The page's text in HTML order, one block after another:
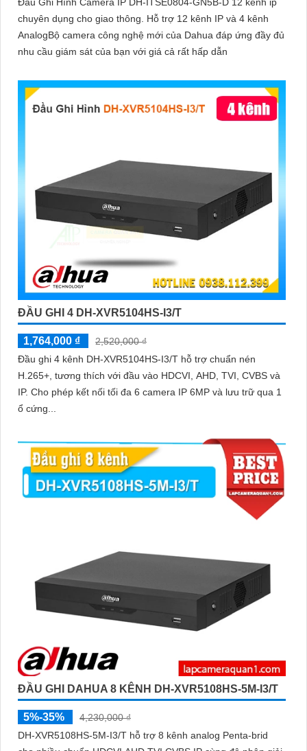
Đầu Ghi Hình Camera IP DH-ITSE0804-GN5B-D 12 kênh ip
chuyên dụng cho giao thông. Hỗ trợ 12 kênh IP và 4 kênh
AnalogBộ camera công nghệ mới của Dahua đáp ứng đầy đủ
nhu cầu giám sát của bạn với giá cả rất hấp dẫn
ĐẦU GHI 4 DH-XVR5104HS-I3/T
1,764,000 ₫
2,520,000 ₫
Đầu ghi 4 kênh DH-XVR5104HS-I3/T hỗ trợ chuẩn nén
H.265+, tương thích với đầu vào HDCVI, AHD, TVI, CVBS và
IP. Cho phép kết nối tối đa 6 camera IP 6MP và lưu trữ qua 1
ổ cứng...
ĐẦU GHI DAHUA 8 KÊNH DH-XVR5108HS-5M-I3/T
5%-35%
4,230,000 ₫
DH-XVR5108HS-5M-I3/T hỗ trợ 8 kênh analog Penta-brid